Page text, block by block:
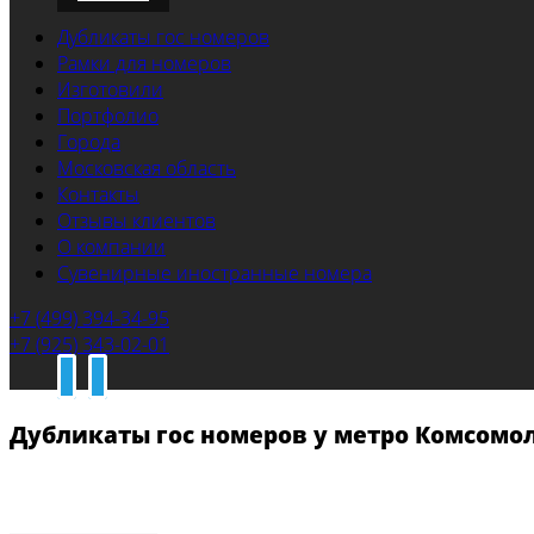
Дубликаты гос номеров
Рамки для номеров
Изготовили
Портфолио
Города
Московская область
Контакты
Отзывы клиентов
О компании
Сувенирные иностранные номера
+7 (499) 394-34-95
+7 (925) 343-02-01
Дубликаты гос номеров у метро